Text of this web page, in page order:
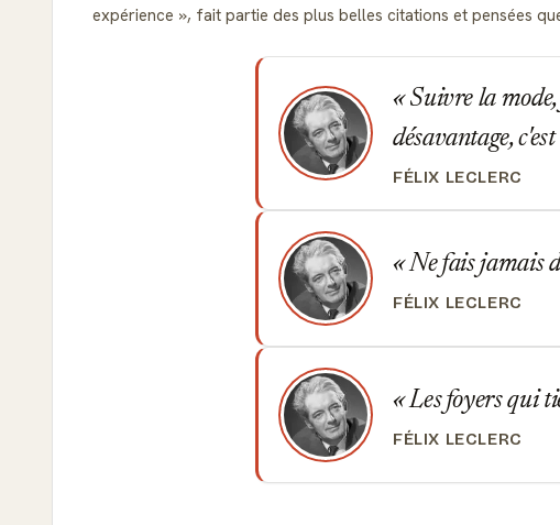
expérience
, fait partie des plus belles citations et pensées
Suivre la mode,
désavantage,
FÉLIX LECLERC
Ne fais jamais
FÉLIX LECLERC
Les foyers qui
FÉLIX LECLERC